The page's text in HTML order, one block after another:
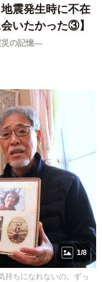
震発生時に不在
いたかった③】
災の記憶―
1/8
持ちになれないの。ずっ